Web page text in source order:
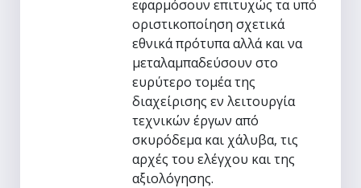
εφαρμόσουν επιτυχώς τα υπό
οριστικοποίηση σχετικά
εθνικά πρότυπα αλλά και να
μεταλαμπαδεύσουν στο
ευρύτερο τομέα της
διαχείρισης εν λειτουργία
τεχνικών έργων από
σκυρόδεμα και χάλυβα, τις
αρχές του ελέγχου και της
αξιολόγησης.